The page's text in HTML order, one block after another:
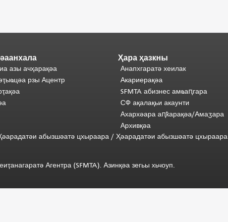
азы ачҳарақәа
рзы Ацентр
Ҳара ҳазкны
Анапхгаратә хеилак
Акариерақәа
SFMTA абизнес амҩаԥгара
СФ ақалақьи акаунти
Ахархәара аԥҟарақәа/Амаӡара
Архивқәа
абызшәатә цхыраара / Ҳәарадатәи абызшәатә цхыраара
Агентра (SFMTA). Азинқәа зегьы хьчоуп.